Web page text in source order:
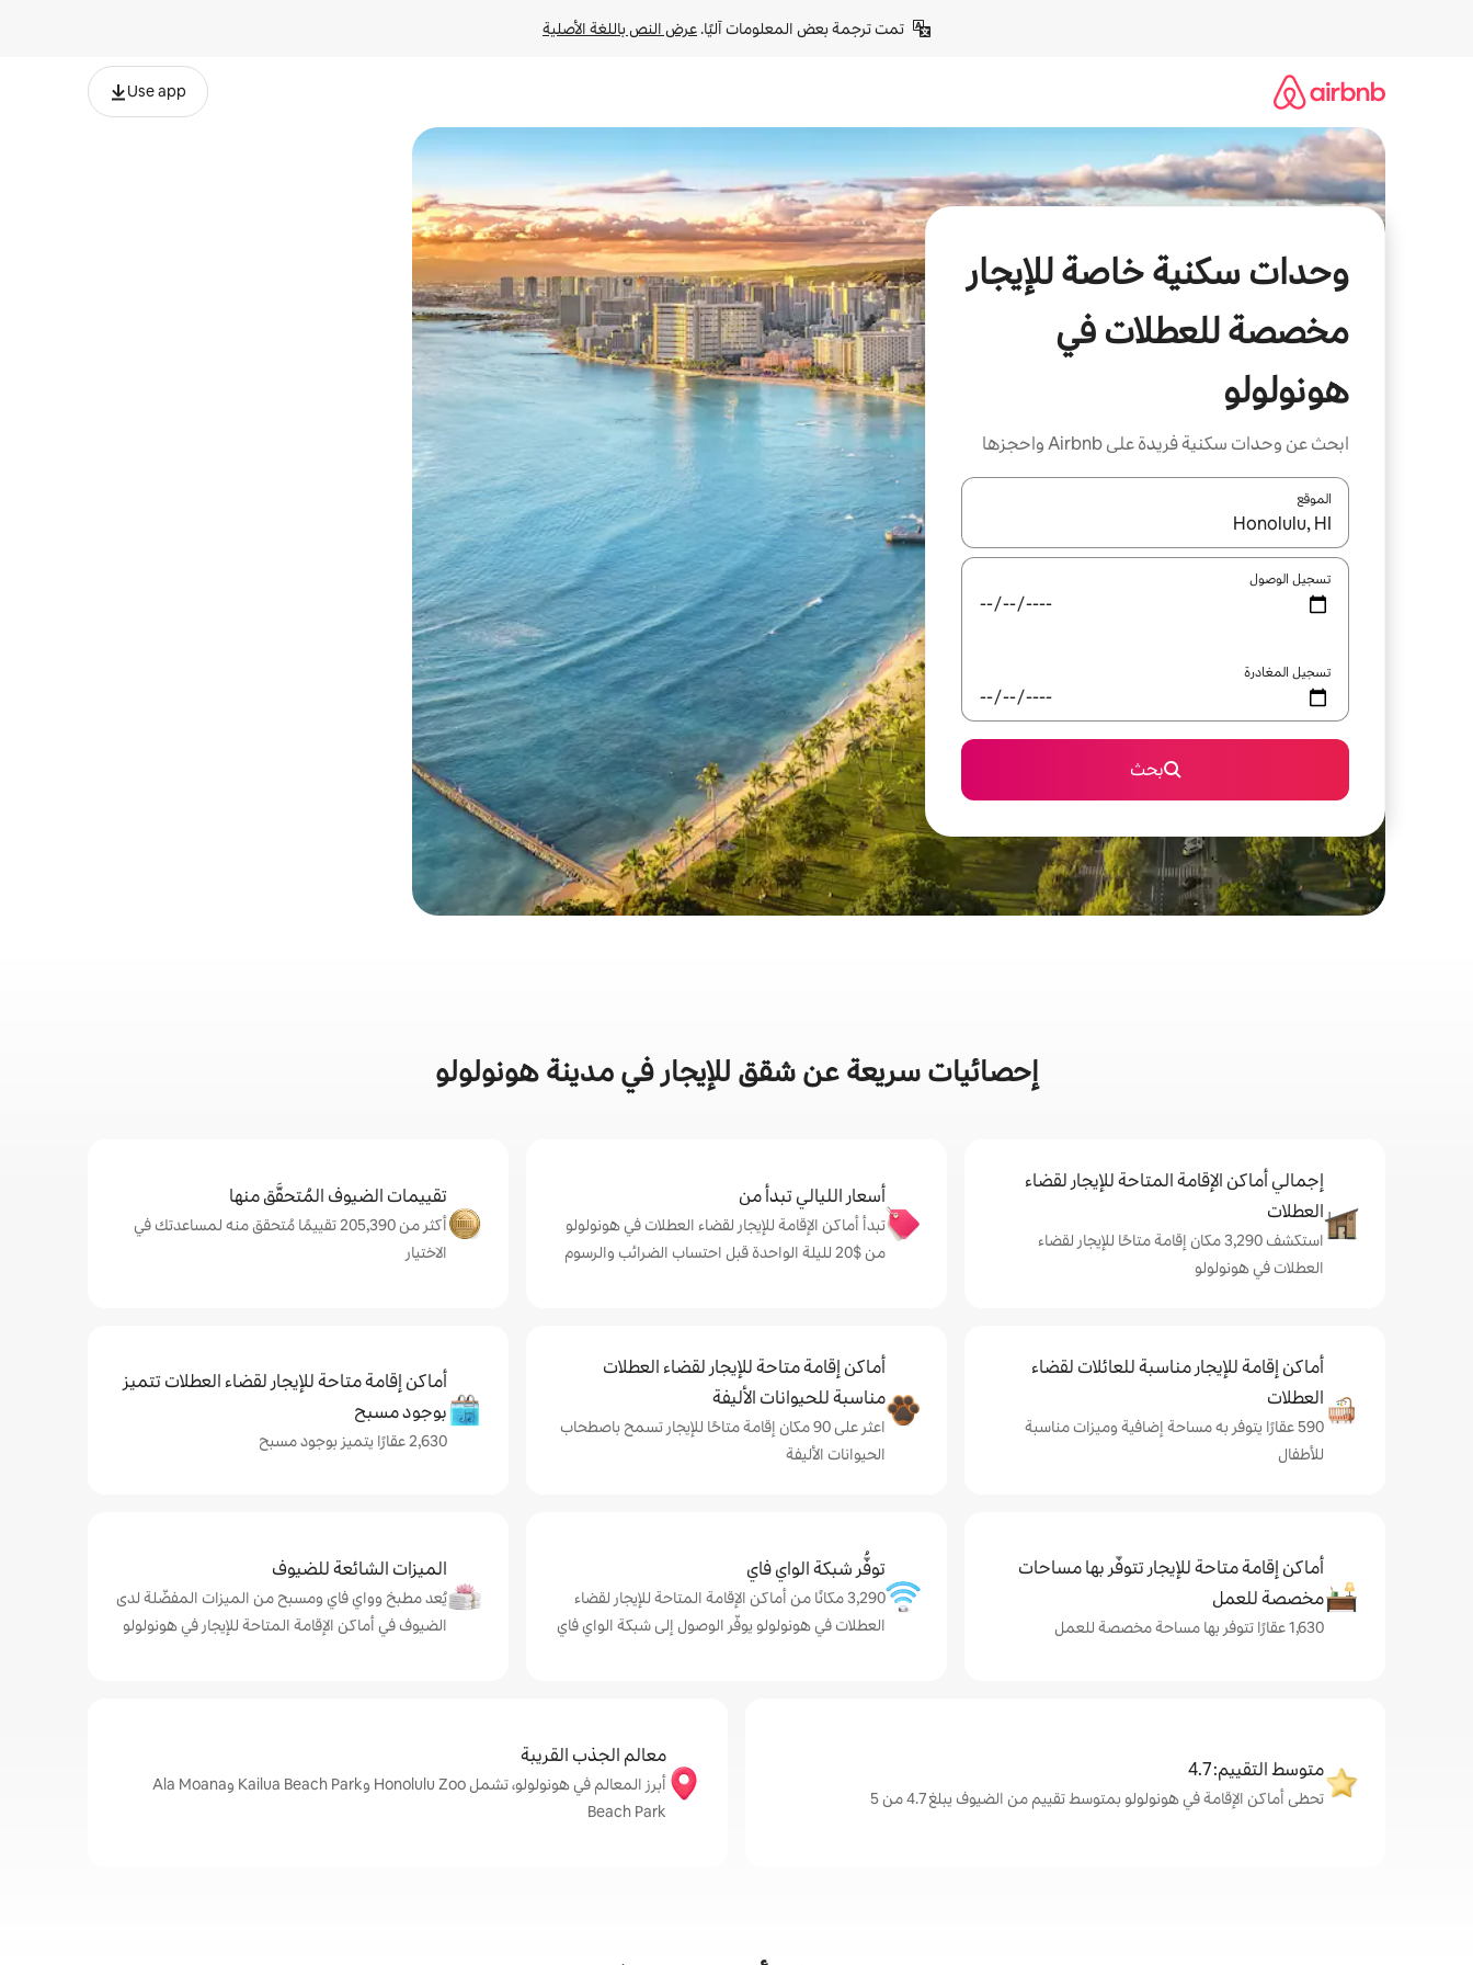
تمت ترجمة بعض المعلومات آليًا. عرض النص باللغة الأصلية
Use app
وحدات سكنية خاصة للإيجار
مخصصة للعطلات في
هونولولو
ابحث عن وحدات سكنية فريدة على Airbnb واحجزها
الموقع
عند توفر النتائج، انتقل باستخدام السهمين لأعلى ولأسفل أو استكشف عن طريق اللمس أو السحب.
تسجيل الوصول
تسجيل المغادرة
بحث
إحصائيات سريعة عن شقق للإيجار في مدينة هونولولو
إجمالي أماكن الإقامة المتاحة للإيجار لقضاء
العطلات
استكشف 3,290 مكان إقامة متاحًا للإيجار لقضاء
العطلات في هونولولو
أسعار الليالي تبدأ من
تبدأ أماكن الإقامة للإيجار لقضاء العطلات في هونولولو
من $‏20 لليلة الواحدة قبل احتساب الضرائب والرسوم
تقييمات الضيوف المُتحقَّق منها
أكثر من 205,390 تقييمًا مُتحقق منه لمساعدتك في
الاختيار
أماكن إقامة للإيجار مناسبة للعائلات لقضاء
العطلات
590 عقارًا يتوفر به مساحة إضافية وميزات مناسبة
للأطفال
أماكن إقامة متاحة للإيجار لقضاء العطلات
مناسبة للحيوانات الأليفة
اعثر على 90 مكان إقامة متاحًا للإيجار تسمح باصطحاب
الحيوانات الأليفة
أماكن إقامة متاحة للإيجار لقضاء العطلات تتميز
بوجود مسبح
2,630 عقارًا يتميز بوجود مسبح
أماكن إقامة متاحة للإيجار تتوفّر بها مساحات
مخصصة للعمل
1,630 عقارًا تتوفر بها مساحة مخصصة للعمل
توفُّر شبكة الواي فاي
3,290 مكانًا من أماكن الإقامة المتاحة للإيجار لقضاء
العطلات في هونولولو يوفّر الوصول إلى شبكة الواي فاي
الميزات الشائعة للضيوف
يُعد مطبخ وواي فاي ومسبح من الميزات المفضّلة لدى
الضيوف في أماكن الإقامة المتاحة للإيجار في هونولولو
متوسط التقييم: 4.7
تحظى أماكن الإقامة في هونولولو بمتوسط تقييم من الضيوف يبلغ 4.7 من 5
معالم الجذب القريبة
أبرز المعالم في هونولولو، تشمل Honolulu Zoo وKailua Beach Park وAla Moana
Beach Park